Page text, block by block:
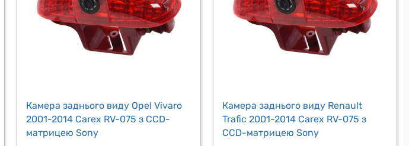
Камера заднього виду Opel Vivaro
2001-2014 Carex RV-075 з CCD-
матрицею Sony
Камера заднього виду Renault
Trafic 2001-2014 Carex RV-075 з
CCD-матрицею Sony